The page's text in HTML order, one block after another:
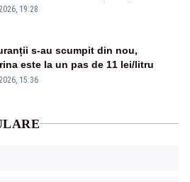
Au fost ridicate două F-16
19:28
s-au scumpit din nou,
este la un pas de 11 lei/litru
15:36